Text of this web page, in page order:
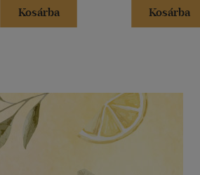
Kosárba
Kosárba